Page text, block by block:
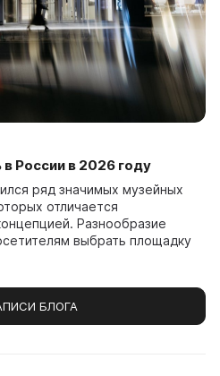
России в 2026 году
ряд значимых музейных
отличается
Разнообразие
выбрать площадку
БЛОГА